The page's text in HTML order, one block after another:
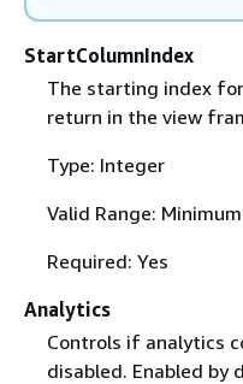
StartColumnIndex
The starting index
return in the view
Type: Integer
Valid Range:
Required: Yes
Analytics
Controls if analytics
disabled. Enabled by